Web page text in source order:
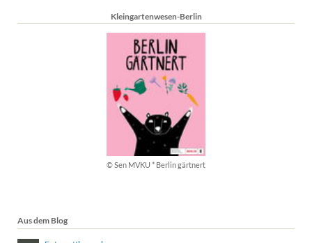
Kleingartenwesen-Berlin
© Sen MVKU * Berlin gärtnert
Aus dem Blog